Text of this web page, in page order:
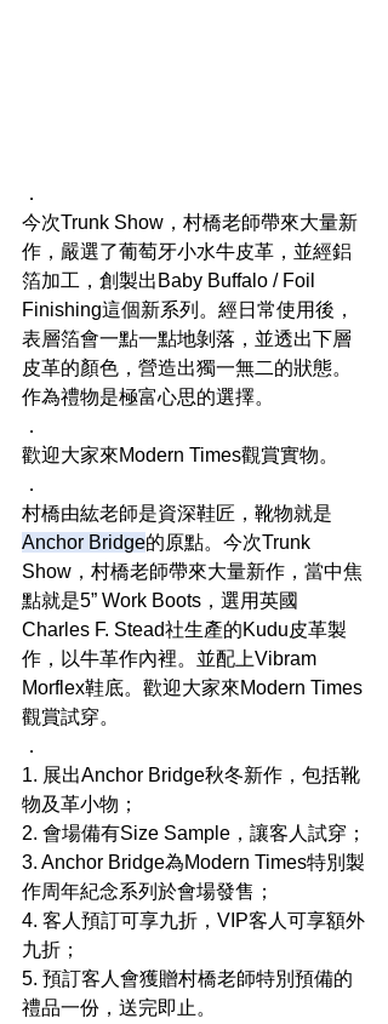
．
今次Trunk Show，村橋老師帶來大量新
作，嚴選了葡萄牙小水牛皮革，並經鋁
箔加工，創製出Baby Buffalo / Foil
Finishing這個新系列。經日常使用後，
表層箔會一點一點地剝落，並透出下層
皮革的顏色，營造出獨一無二的狀態。
作為禮物是極富心思的選擇。
．
歡迎大家來Modern Times觀賞實物。
．
村橋由紘老師是資深鞋匠，靴物就是
Anchor Bridge的原點。今次Trunk
Show，村橋老師帶來大量新作，當中焦
點就是5” Work Boots，選用英國
Charles F. Stead社生產的Kudu皮革製
作，以牛革作內裡。並配上Vibram
Morflex鞋底。歡迎大家來Modern Times
觀賞試穿。
．
1. 展出Anchor Bridge秋冬新作，包括靴
物及革小物；
2. 會場備有Size Sample，讓客人試穿；
3. Anchor Bridge為Modern Times特別製
作周年紀念系列於會場發售；
4. 客人預訂可享九折，VIP客人可享額外
九折；
5. 預訂客人會獲贈村橋老師特別預備的
禮品一份，送完即止。